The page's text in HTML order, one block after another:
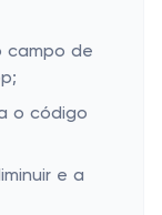
campo de
o código
e a